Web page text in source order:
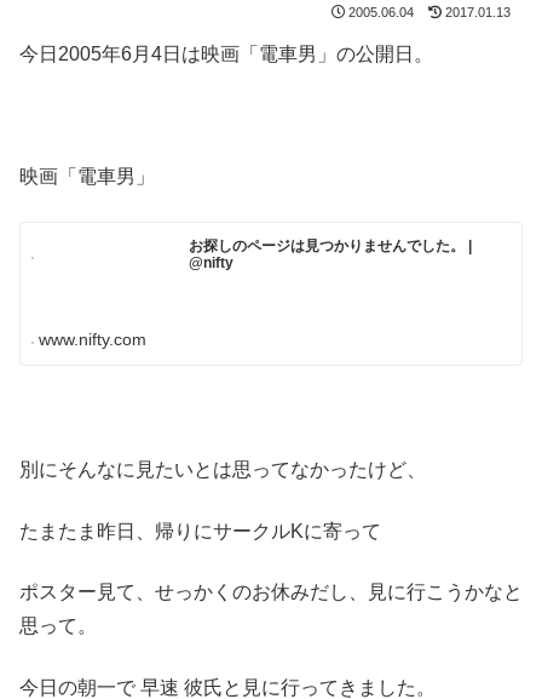
2005.06.04 2017.01.13
今日2005年6月4日は映画「電車男」の公開日。
映画「電車男」
お探しのページは見つかりませんでした。 |
@nifty
www.nifty.com
別にそんなに見たいとは思ってなかったけど、
たまたま昨日、帰りにサークルKに寄って
ポスター見て、せっかくのお休みだし、見に行こうかなと
思って。
今日の朝一で 早速 彼氏と見に行ってきました。